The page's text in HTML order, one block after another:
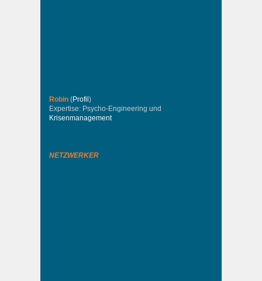
Robin (Profil )
Expertise: Psycho-Engineering und
Krisenmanagement
NETZWERKER